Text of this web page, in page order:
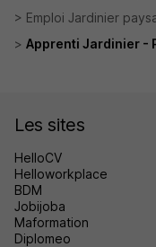
Emploi Jardinier
Apprenti Jardinier -
Les sites
HelloCV
Helloworkplace
BDM
Jobijoba
Maformation
Diplomeo